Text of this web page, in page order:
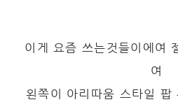
이게 요즘 쓰는것들이에여
여
왼쪽이 아리따움 스타일